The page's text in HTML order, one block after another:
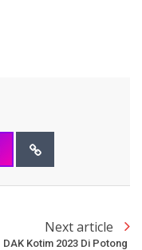
Next article
DAK Kotim 2023 Di Potong